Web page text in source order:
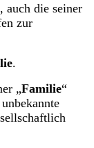
auch die seiner
zur
.
„Familie“